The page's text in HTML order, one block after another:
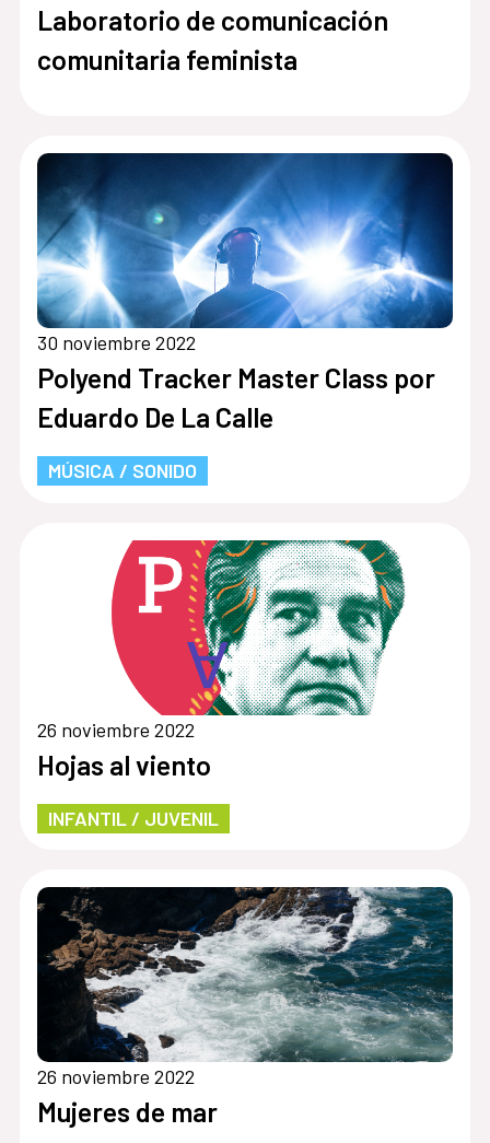
Laboratorio de comunicación
comunitaria feminista
30 noviembre 2022
Polyend Tracker Master Class por
Eduardo De La Calle
MÚSICA / SONIDO
26 noviembre 2022
Hojas al viento
INFANTIL / JUVENIL
26 noviembre 2022
Mujeres de mar